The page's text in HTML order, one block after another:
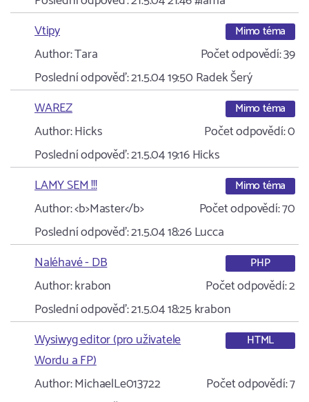
Vtipy
Mimo téma
Author:Tara Počet odpovědí:39
Poslední odpověď:21.5.04 19:50 Radek Šerý
WAREZ
Mimo téma
Author:Hicks Počet odpovědí:0
Poslední odpověď:21.5.04 19:16Hicks
LAMY SEM !!!
Mimo téma
Author:<b>Master</b> Počet odpovědí:70
Poslední odpověď:21.5.04 18:26Lucca
Naléhavé - DB
PHP
Author:krabon Počet odpovědí:2
Poslední odpověď:21.5.04 18:25krabon
Wysiwyg editor (pro uživatele
Wordu a FP)
HTML
Author:MichaelLe013722 Počet odpovědí:7